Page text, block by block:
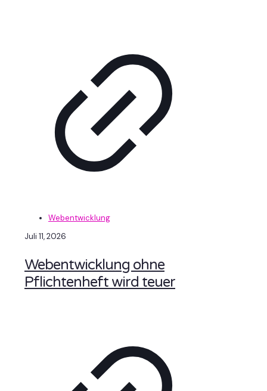
Webentwicklung
Juli 11, 2026
Webentwicklung ohne
Pflichtenheft wird teuer